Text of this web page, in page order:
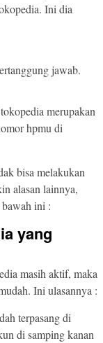
Ini dia
jawab.
merupakan
hpmu di
bisa melakukan
alasan lainnya,
ini :
yang
masih aktif, maka
Ini ulasannya :
terpasang di
di samping kanan